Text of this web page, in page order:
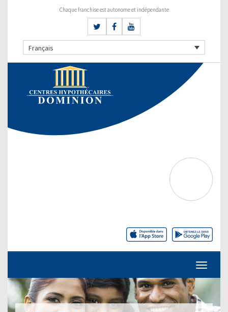
Chaque franchise est autonome et indépendante
Français